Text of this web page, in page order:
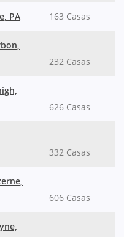
PA 163 Casas
232 Casas
626 Casas
332 Casas
606 Casas